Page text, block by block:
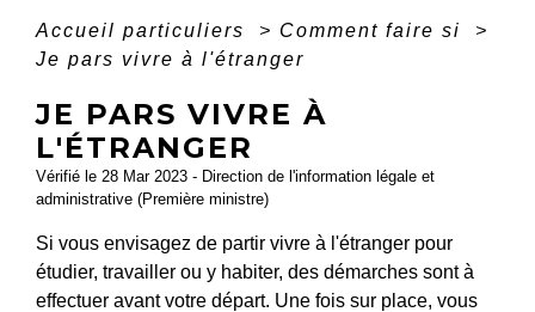
Accueil particuliers > Comment faire si
>
Je pars vivre à l'étranger
JE PARS VIVRE À
L'ÉTRANGER
Vérifié le 28 Mar 2023 - Direction de l'information légale et
administrative (Première ministre)
Si vous envisagez de partir vivre à l'étranger pour
étudier, travailler ou y habiter, des démarches sont à
effectuer avant votre départ. Une fois sur place, vous